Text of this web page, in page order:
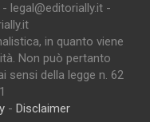
legal@editorially.it -
in quanto viene
Non può pertanto
sensi della legge n. 62
- Disclaimer